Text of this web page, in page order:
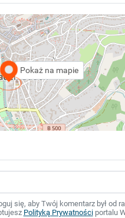
Pokaż na mapie
się, aby Twój komentarz był od
Polityką Prywatnościportalu